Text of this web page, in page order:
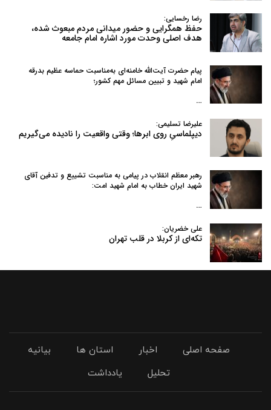
رضا رخسایی:
حفظ همگرایی و حضور میدانی مردم مبعوث شده،
هدف اصلی وحدت مورد اشاره امام جامعه
پیام حضرت آیت‌الله خامنه‌ای به‌مناسبت حماسه عظیم بدرقه
امام شهید و تبیین مسائل مهم کشور؛
…
علیرضا تسلیمی:
دیپلماسیِ روی ابرها؛ وقتی واقعیت را نادیده می‌گیریم
رهبر معظم انقلاب در پیامی به‌ مناسبت تشییع و تدفین آقای
شهید ایران خطاب به امام شهید امت:
…
علی خضریان:
تکه‌ای از کربلا در قلب تهران
صفحه اصلی اخبار استان ها
بیانیه
تحلیل
یادداشت